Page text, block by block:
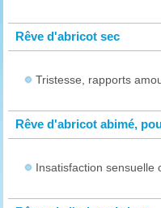
Rêve d'abricot sec
Tristesse, rapports
Rêve d'abricot abimé,
Insatisfaction sensuelle